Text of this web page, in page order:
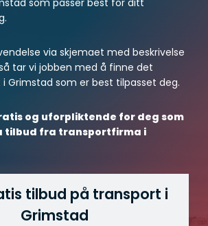
via skjemaet med beskrivelse
tar vi jobben med å finne det
Grimstad som er best tilpasset deg.
og uforpliktende for deg som
tilbud fra transportfirma i
tilbud på transport i
Grimstad